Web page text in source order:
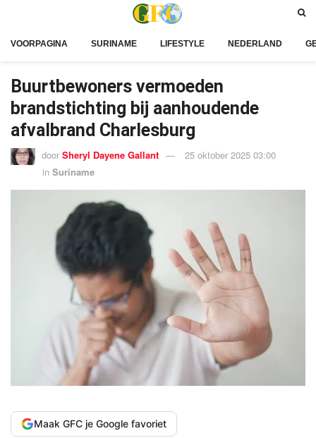
VOORPAGINA SURINAME LIFESTYLE NEDERLAND
Buurtbewoners vermoeden
brandstichting bij aanhoudende
afvalbrand Charlesburg
door Sheryl Dayene Gallant
25 oktober 2025 03:00
in Suriname
Maak GFC je Google favoriet